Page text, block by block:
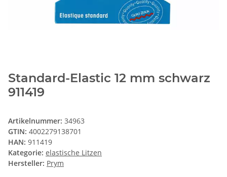
Standard-Elastic 12 mm schwarz
911419
Artikelnummer: 34963
GTIN: 4002279138701
HAN: 911419
Kategorie: elastische Litzen
Hersteller: Prym